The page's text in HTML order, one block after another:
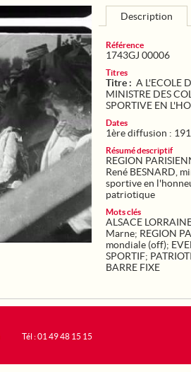
Description
Référence
1743GJ 00006
Titres
Titre : A L'ECOLE
MINISTRE DES
SPORTIVE EN
Dates
1ère diffusion :
Résumé descriptif
REGION
René BESNARD,
sportive en
patriotique
Mots clés
ALSACE
Marne; REGION
mondiale (off);
SPORTIF;
BARRE FIXE
Tél : 01 49 48 15 15